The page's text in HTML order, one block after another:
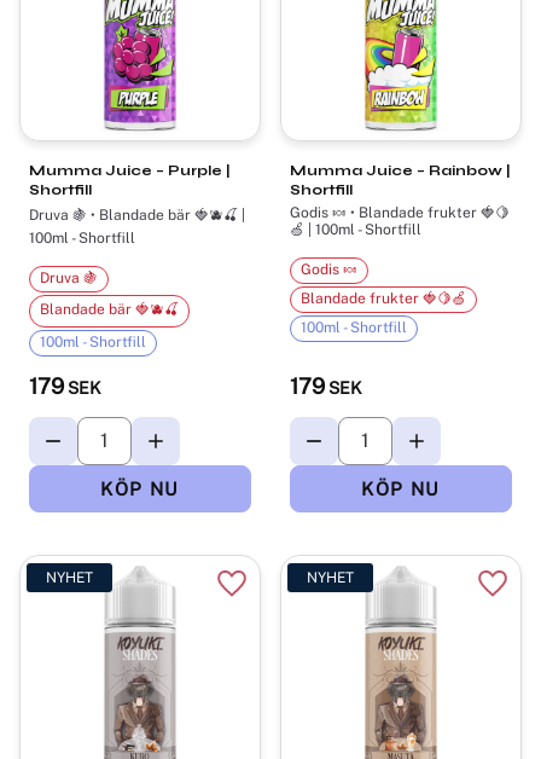
Mumma Juice – Purple |
Shortfill
Druva 🍇 • Blandade bär 🍓🫐🍒 |
100ml - Shortfill
179 SEK
Druva 🍇
Blandade bär 🍓🫐🍒
100ml - Shortfill
Mumma Juice – Rainbow |
Shortfill
Godis 🍬 • Blandade frukter 🍓🍋
🍏 | 100ml - Shortfill
179 SEK
Godis 🍬
Blandade frukter 🍓🍋🍏
100ml - Shortfill
NYHET
Lägg till i favoriter
NYHET